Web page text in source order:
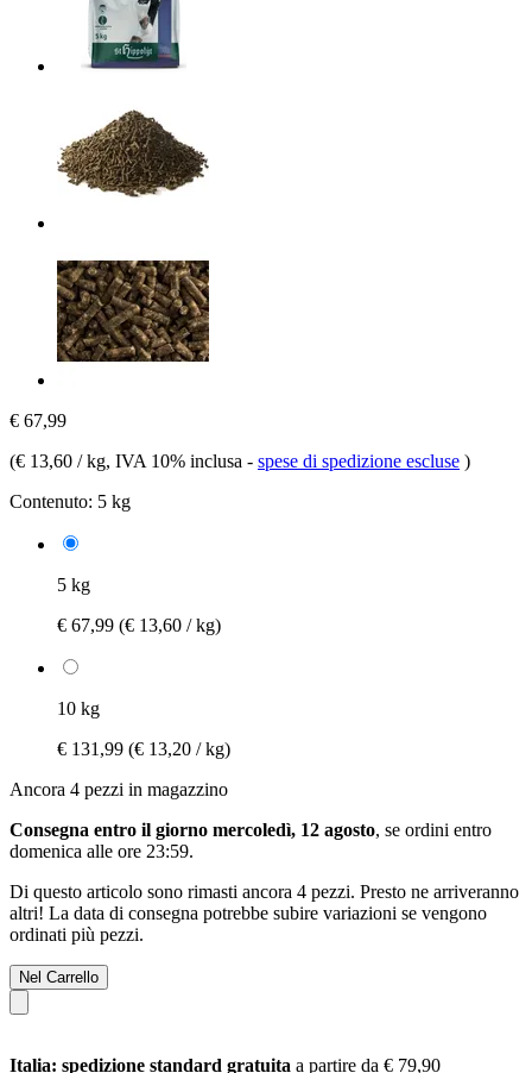
€ 67,99
(€ 13,60 / kg, IVA 10% inclusa - spese di spedizione escluse )
Contenuto: 5 kg
5 kg
€ 67,99 (€ 13,60 / kg)
10 kg
€ 131,99 (€ 13,20 / kg)
Ancora 4 pezzi in magazzino
Consegna entro il giorno mercoledì, 12 agosto, se ordini entro
domenica alle ore 23:59.
Di questo articolo sono rimasti ancora 4 pezzi. Presto ne arriveranno
altri! La data di consegna potrebbe subire variazioni se vengono
ordinati più pezzi.
Nel Carrello
Italia: spedizione standard gratuita a partire da € 79,90